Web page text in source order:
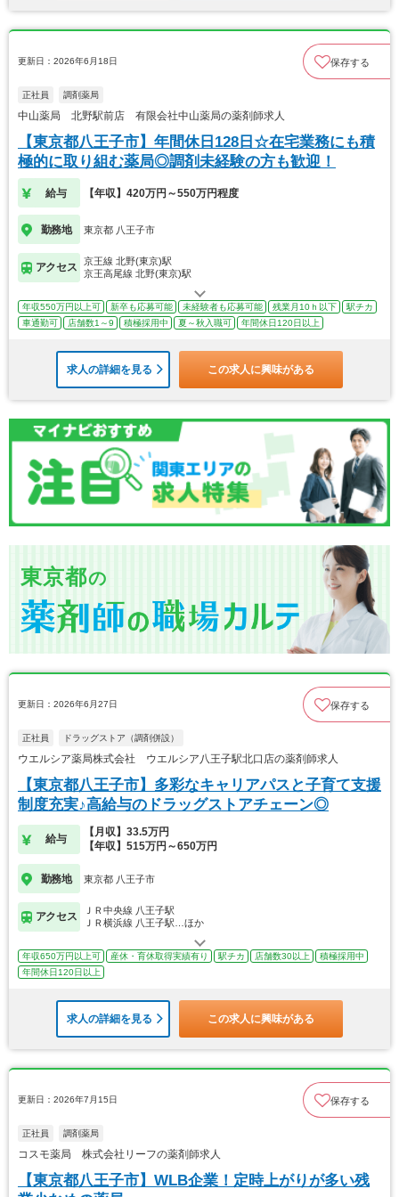
更新日：2026年6月18日 保存する
正社員 調剤薬局
中山薬局 北野駅前店 有限会社中山薬局の薬剤師求人
【東京都八王子市】年間休日128日☆在宅業務にも積
極的に取り組む薬局◎調剤未経験の方も歓迎！
給与 【年収】420万円～550万円程度
勤務地 東京都 八王子市
アクセス
京王線 北野(東京)駅
京王高尾線 北野(東京)駅
年収550万円以上可 新卒も応募可能 未経験者も応募可能 残業月10ｈ以下
駅チカ
車通勤可
店舗数1～9 積極採用中 夏～秋入職可 年間休日120日以上
求人の詳細を見る この求人に興味がある
東京都の
更新日：2026年6月27日 保存する
正社員 ドラッグストア（調剤併設）
ウエルシア薬局株式会社 ウエルシア八王子駅北口店の薬剤師求人
【東京都八王子市】多彩なキャリアパスと子育て支援
制度充実♪高給与のドラッグストアチェーン◎
給与
【月収】33.5万円
【年収】515万円～650万円
勤務地 東京都 八王子市
アクセス
ＪＲ中央線 八王子駅
ＪＲ横浜線 八王子駅…ほか
年収650万円以上可 産休・育休取得実績有り 駅チカ 店舗数30以上
積極採用中
年間休日120日以上
求人の詳細を見る この求人に興味がある
更新日：2026年7月15日 保存する
正社員 調剤薬局
コスモ薬局 株式会社リーフの薬剤師求人
【東京都八王子市】WLB企業！定時上がりが多い残